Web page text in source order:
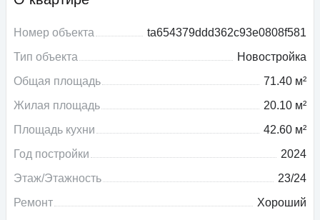
Номер объекта
ta654379ddd362c93e0808f581
Тип объекта
Новостройка
Общая площадь
71.40 м²
Жилая площадь
20.10 м²
Площадь кухни
42.60 м²
Год постройки
2024
Этаж/Этажность
23/24
Ремонт
Хороший